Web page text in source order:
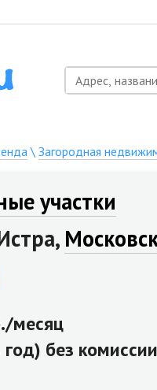
\ Загородная
участки
месяц
без комиссии